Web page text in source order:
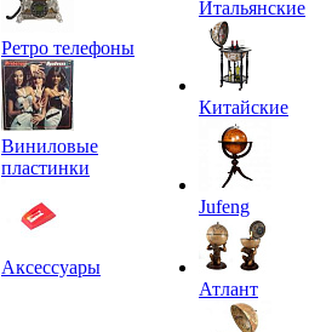
Ретро телефоны
Виниловые
пластинки
Аксессуары
Итальянские
Китайские
Jufeng
Атлант